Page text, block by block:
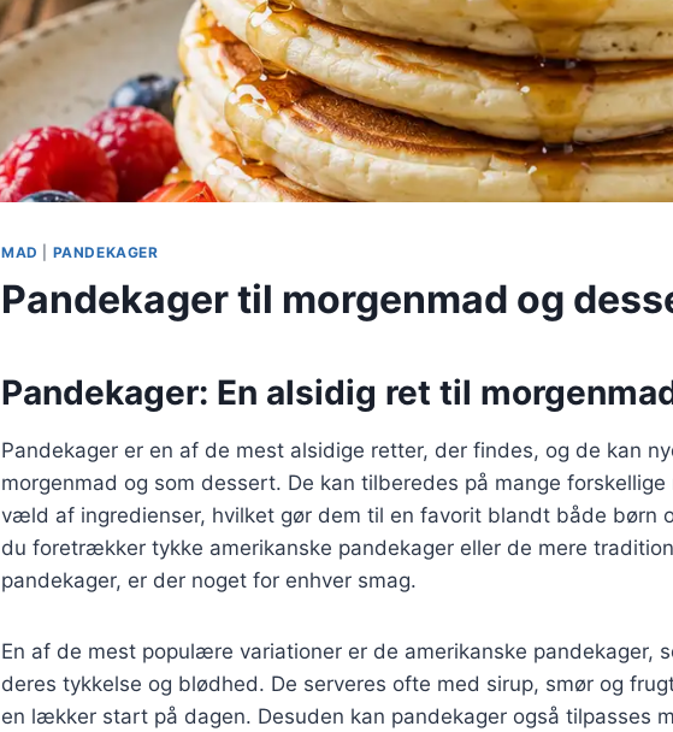
MAD PANDEKAGER
Pandekager til morgenmad og
Pandekager: En alsidig ret til
Pandekager er en af de mest alsidige retter, der findes, og de kan
morgenmad og som dessert. De kan tilberedes på mange
væld af ingredienser, hvilket gør dem til en favorit blandt både børn
du foretrækker tykke amerikanske pandekager eller de mere
pandekager, er der noget for enhver smag.
En af de mest populære variationer er de amerikanske pandekager,
deres tykkelse og blødhed. De serveres ofte med sirup, smør og
en lækker start på dagen. Desuden kan pandekager også tilpasses